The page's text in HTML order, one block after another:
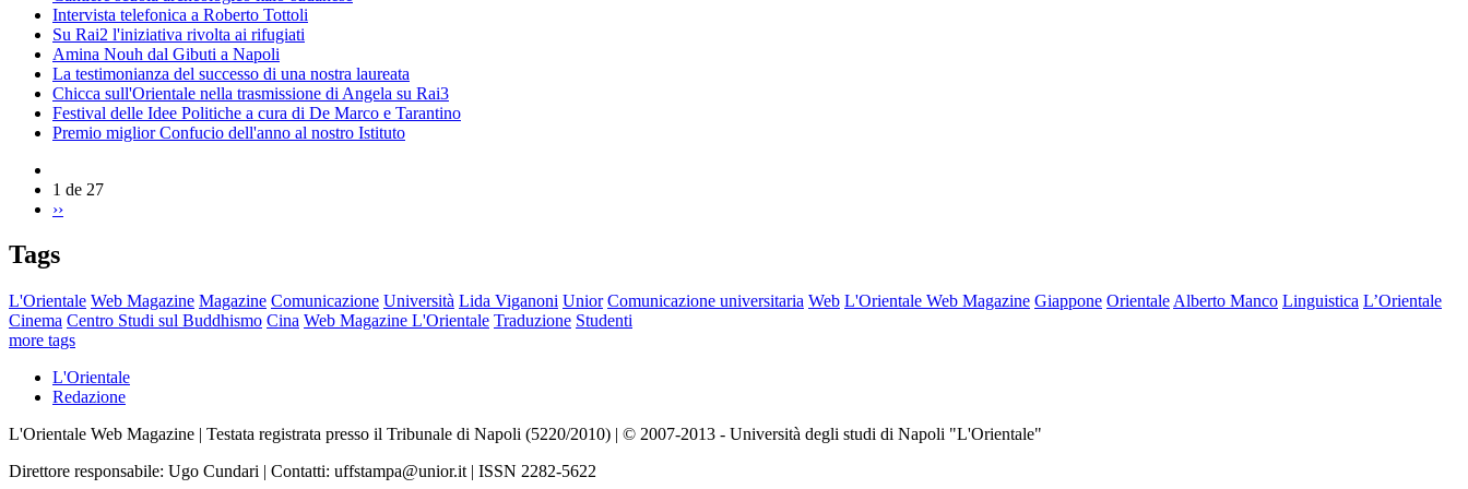
Intervista telefonica a Roberto Tottoli
Su Rai2 l'iniziativa rivolta ai rifugiati
Amina Nouh dal Gibuti a Napoli
La testimonianza del successo di una nostra laureata
Chicca sull'Orientale nella trasmissione di Angela su Rai3
Festival delle Idee Politiche a cura di De Marco e Tarantino
Premio miglior Confucio dell'anno al nostro Istituto
1 de 27
››
Tags
L'Orientale Web Magazine Magazine Comunicazione Università Lida Viganoni Unior Comunicazione universitaria Web L'Orientale Web Magazine Giappone Orientale Alberto Manco Linguistica L’Orientale
Cinema Centro Studi sul Buddhismo Cina Web Magazine L'Orientale Traduzione Studenti
more tags
L'Orientale
Redazione
L'Orientale Web Magazine | Testata registrata presso il Tribunale di Napoli (5220/2010) | © 2007-2013 - Università degli studi di Napoli "L'Orientale"
Direttore responsabile: Ugo Cundari | Contatti: uffstampa@unior.it | ISSN 2282-5622